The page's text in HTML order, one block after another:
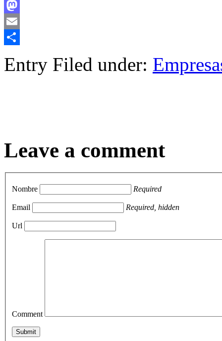
Facebook
Mastodon
Email
Entry Filed under:
Leave a comment
Nombre Required
Email Required, hidden
Url
Comment